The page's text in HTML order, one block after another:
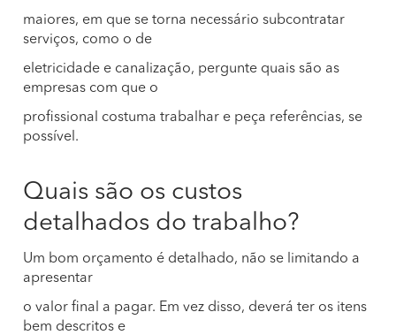
maiores, em que se torna necessário subcontratar
serviços, como o de
eletricidade e canalização, pergunte quais são as
empresas com que o
profissional costuma trabalhar e peça referências, se
possível.
Quais são os custos
detalhados do trabalho?
Um bom orçamento é detalhado, não se limitando a
apresentar
o valor final a pagar. Em vez disso, deverá ter os itens
bem descritos e